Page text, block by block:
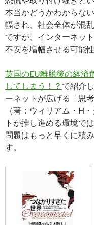
本当かどうかわからな
幅され、社会全体が混
ですが、インターネッ
不安を増幅させる可能
英国のEU離脱後の経済
してしまう！？ で紹介
ーネットが広げる「思
（著：ウィリアム・H
トが推し進める環境で
問題はもっと早くに積
す。